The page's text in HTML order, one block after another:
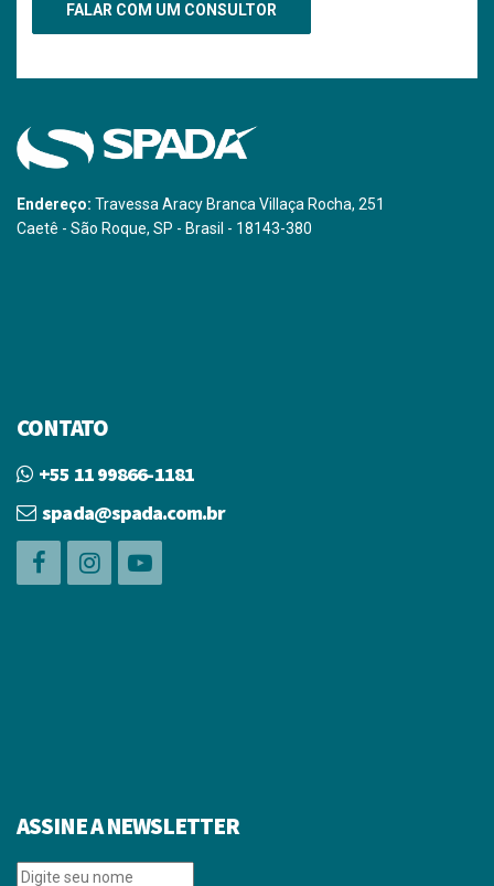
Endereço: Travessa Aracy Branca Villaça Rocha, 251
Caetê - São Roque, SP - Brasil - 18143-380
CONTATO
+55 11 99866-1181
spada@spada.com.br
ASSINE A NEWSLETTER